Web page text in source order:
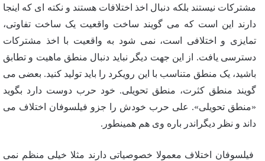
مشترکات نیستند بلکه دنبال اخذ اختلافات هستند و نکته ای که اینجا
دارند این است که می گویند ساخت واقعیت یک ساخت تفاوتی،
تمایزی و اختلافی است، نمی شود به واقعیت با اخذ مشترکات
دسترسی یافت. از این جهت دیگر نباید دنبال منطق ماهیت و تطابق
باشید، یک منطق متناسب با این رویکرد را باید تولید کنید. بعضی می
گویند منطق کثرت، منطق تحویلی. خود حرب دوست دارد بگوید
«منطق تحویلی». علی حرب خودش را جزو فیلسوفان اختلاف می
داند و نظر دیگراندر باره وی هم همینطور.
فیلسوفان اختلاف معمولا خصوصیاتی دارند مثلا خیلی منظم نمی